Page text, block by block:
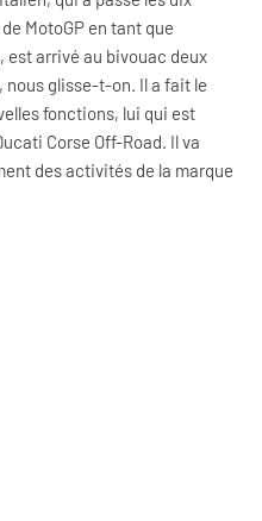
MotoGP en tant que
arrivé au bivouac deux
, nous glisse-t-on. Il a fait le
fonctions, lui qui est
Corse Off-Road. Il va
des activités de la marque